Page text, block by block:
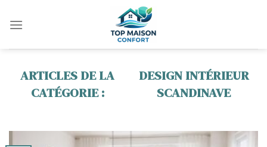
DESIGN INTÉRIEUR
SCANDINAVE